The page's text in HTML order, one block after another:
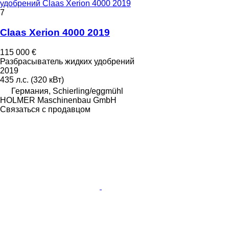
удобрений Claas Xerion 4000 2019
7
Claas Xerion 4000 2019
115 000 €
Разбрасыватель жидких удобрений
2019
435 л.с. (320 кВт)
Германия, Schierling/eggmühl
HOLMER Maschinenbau GmbH
Связаться с продавцом